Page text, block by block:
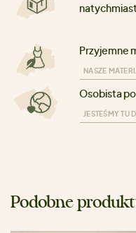
natychmiast
Przyjemne
NASZE
Osobista
JESTEŚMY TU
Podobne